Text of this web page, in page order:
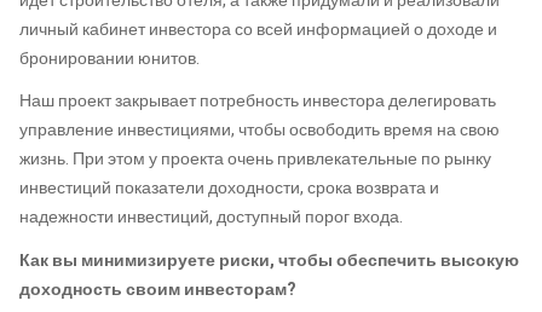
личный кабинет инвестора со всей информацией о доходе и
бронировании юнитов.
Наш проект закрывает потребность инвестора делегировать
управление инвестициями, чтобы освободить время на свою
жизнь. При этом у проекта очень привлекательные по рынку
инвестиций показатели доходности, срока возврата и
надежности инвестиций, доступный порог входа.
Как вы минимизируете риски, чтобы обеспечить высокую
доходность своим инвесторам?